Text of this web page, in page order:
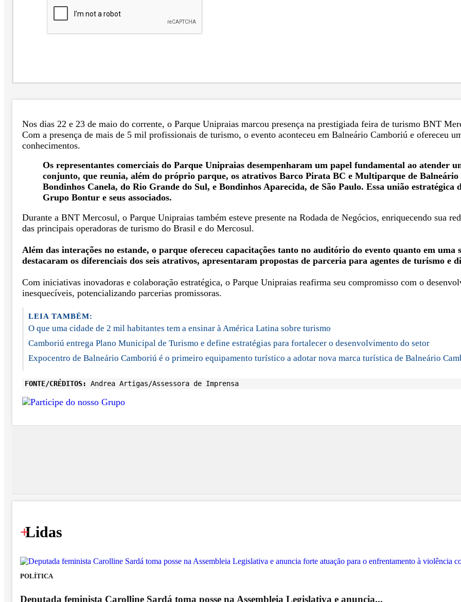
Nos dias 22 e 23 de maio do corrente, o Parque Unipraias marcou presença na prestigiada feira de turismo BNT
Com a presença de mais de 5 mil profissionais de turismo, o evento aconteceu em Balneário Camboriú e ofereceu
conhecimentos.
Os representantes comerciais do Parque Unipraias desempenharam um papel fundamental ao atender
conjunto, que reunia, além do próprio parque, os atrativos Barco Pirata BC e Multiparque de Balneário
Bondinhos Canela, do Rio Grande do Sul, e Bondinhos Aparecida, de São Paulo. Essa união
Grupo Bontur e seus associados.
Durante a BNT Mercosul, o Parque Unipraias também esteve presente na Rodada de Negócios, enriquecendo sua
das principais operadoras de turismo do Brasil e do Mercosul.
Além das interações no estande, o parque ofereceu capacitações tanto no auditório do evento quanto em uma
destacaram os diferenciais dos seis atrativos, apresentaram propostas de parceria para agentes de turismo e
Com iniciativas inovadoras e colaboração estratégica, o Parque Unipraias reafirma seu compromisso com o
inesquecíveis, potencializando parcerias promissoras.
LEIA TAMBÉM:
O que uma cidade de 2 mil habitantes tem a ensinar à América Latina sobre turismo
Camboriú entrega Plano Municipal de Turismo e define estratégias para fortalecer o desenvolvimento do setor
Expocentro de Balneário Camboriú é o primeiro equipamento turístico a adotar nova marca turística de Balneário
FONTE/CRÉDITOS: Andrea Artigas/Assessora de Imprensa
+
Lidas
POLÍTICA
Deputada feminista Carolline Sardá toma posse na Assembleia Legislativa e anuncia...